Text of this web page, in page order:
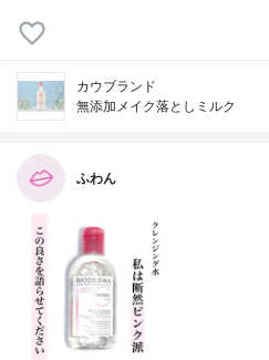
カウブランド
無添加メイク落としミルク
ふわん